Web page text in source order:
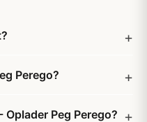
Perego?
Peg Perego?